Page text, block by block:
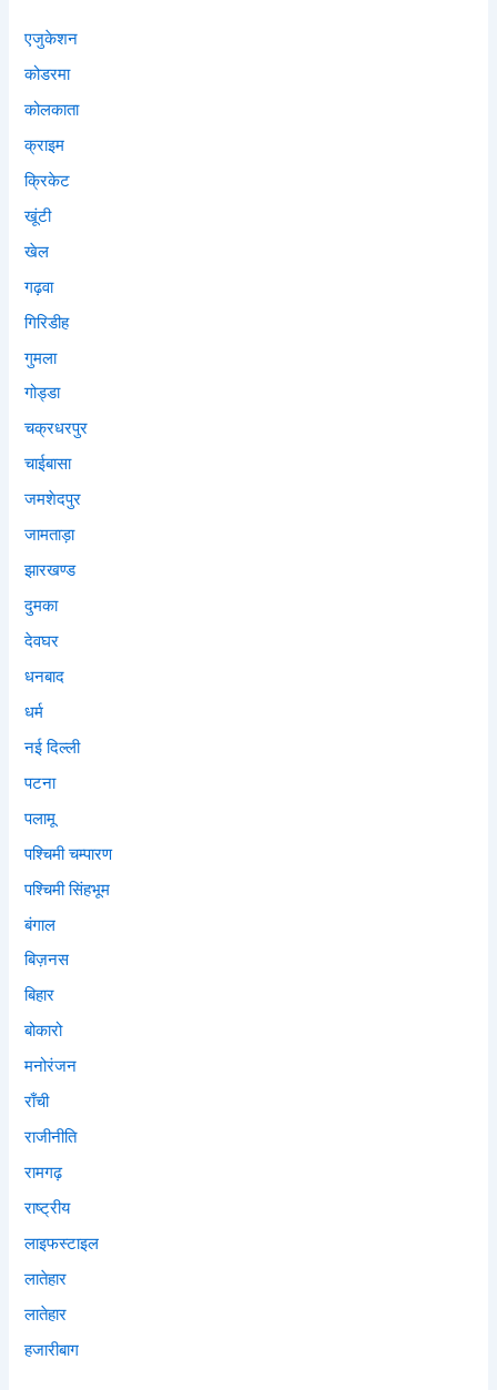
एजुकेशन
कोडरमा
कोलकाता
क्राइम
क्रिकेट
खूंटी
खेल
गढ़वा
गिरिडीह
गुमला
गोड्डा
चक्रधरपुर
चाईबासा
जमशेदपुर
जामताड़ा
झारखण्ड
दुमका
देवघर
धनबाद
धर्म
नई दिल्ली
पटना
पलामू
पश्चिमी चम्पारण
पश्चिमी सिंहभूम
बंगाल
बिज़नस
बिहार
बोकारो
मनोरंजन
राँची
राजीनीति
रामगढ़
राष्ट्रीय
लाइफस्टाइल
लातेहार
लातेहार
हजारीबाग